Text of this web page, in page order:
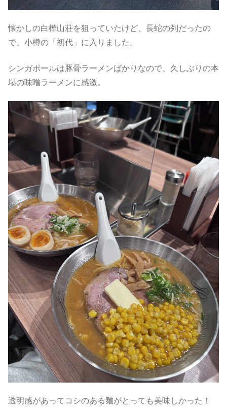
懐かしの白樺山荘を狙っていたけど、長蛇の列だったの
で、小樽の「初代」に入りました。
シンガポールは豚骨ラーメンばかりなので、久しぶりの本
場の味噌ラーメンに感激。
透明感があってコシのある麺がとっても美味しかった！